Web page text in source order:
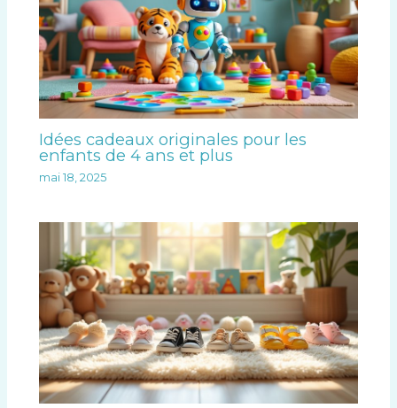
Idées cadeaux originales pour les
enfants de 4 ans et plus
mai 18, 2025